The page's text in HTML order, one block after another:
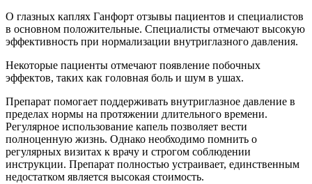
О глазных каплях Ганфорт отзывы пациентов и специалистов
в основном положительные. Специалисты отмечают высокую
эффективность при нормализации внутриглазного давления.
Некоторые пациенты отмечают появление побочных
эффектов, таких как головная боль и шум в ушах.
Препарат помогает поддерживать внутриглазное давление в
пределах нормы на протяжении длительного времени.
Регулярное использование капель позволяет вести
полноценную жизнь. Однако необходимо помнить о
регулярных визитах к врачу и строгом соблюдении
инструкции. Препарат полностью устраивает, единственным
недостатком является высокая стоимость.